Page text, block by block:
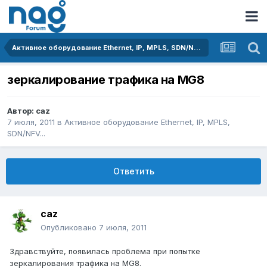
Активное оборудование Ethernet, IP, MPLS, SDN/NFV...
зеркалирование трафика на MG8
Автор: caz
7 июля, 2011 в Активное оборудование Ethernet, IP, MPLS,
SDN/NFV...
Ответить
caz
Опубликовано 7 июля, 2011
Здравствуйте, появилась проблема при попытке
зеркалирования трафика на MG8.